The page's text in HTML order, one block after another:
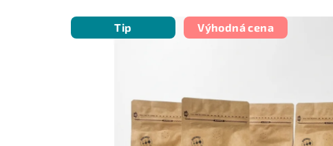
Tip Výhodná cena